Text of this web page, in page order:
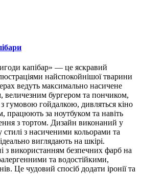
капібар» — це яскравий
найспокойнішої тварини
ведуть максимально насичене
величезним бургером та пончиком,
гумовою гойдалкою, дивляться кіно
працюють за ноутбуком та навіть
з тортом. Дизайн виконаний у
з насиченими кольорами та
виглядають на шкірі.
з використанням безпечних фарб на
та водостійкими,
Це чудовий спосіб додати іронії та